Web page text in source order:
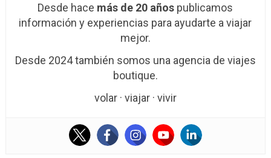
Desde hace más de 20 años publicamos
información y experiencias para ayudarte a viajar
mejor.
Desde 2024 también somos una agencia de viajes
boutique.
volar · viajar · vivir